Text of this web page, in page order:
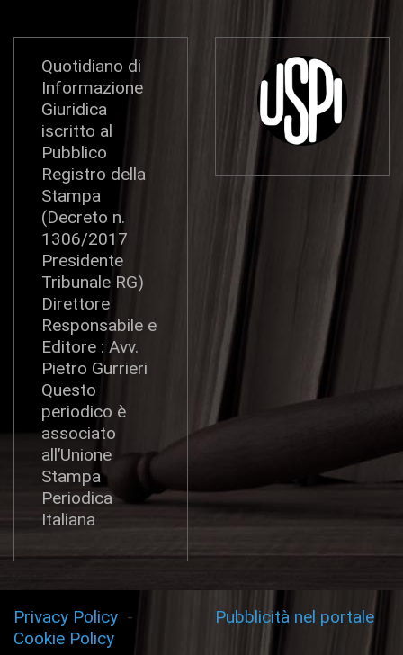
Quotidiano di
Informazione
Giuridica
iscritto al
Pubblico
Registro della
Stampa
(Decreto n.
1306/2017
Presidente
Tribunale RG)
Direttore
Responsabile e
Editore : Avv.
Pietro Gurrieri
Questo
periodico è
associato
all’Unione
Stampa
Periodica
Italiana
Privacy Policy -
Cookie Policy
Pubblicità nel portale